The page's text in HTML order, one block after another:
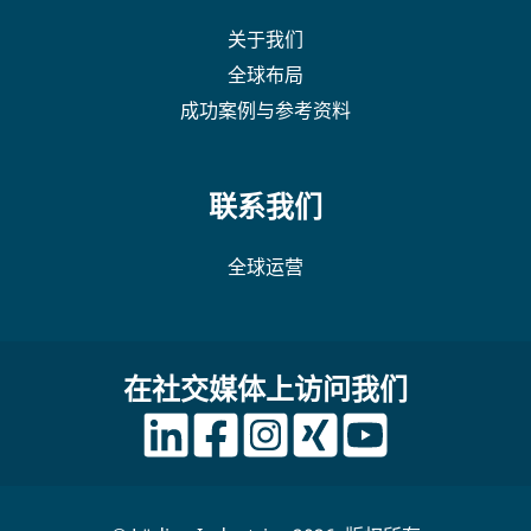
关于我们
全球布局
成功案例与参考资料
联系我们
全球运营
在社交媒体上访问我们